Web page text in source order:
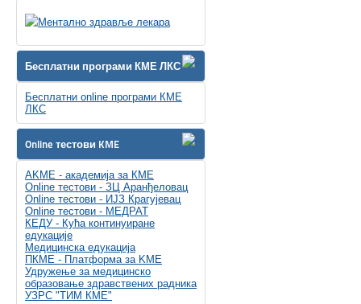
Бесплатни програми КМЕ ЛКС
Бесплатни online програми КМЕ
ЛКС
Online тестови KME
AKME - академија за КМЕ
Online тестови - ЗЦ Аранђеловац
Online тестови - ИЈЗ Крагујевац
Online тестови - МЕДРАТ
КЕДУ - Кућа континуиране
едукације
Медицинска едукација
ПКМЕ - Платформа за KME
Удружење за медицинско
образовање здравствених радника
УЗРС "ТИМ КМЕ"